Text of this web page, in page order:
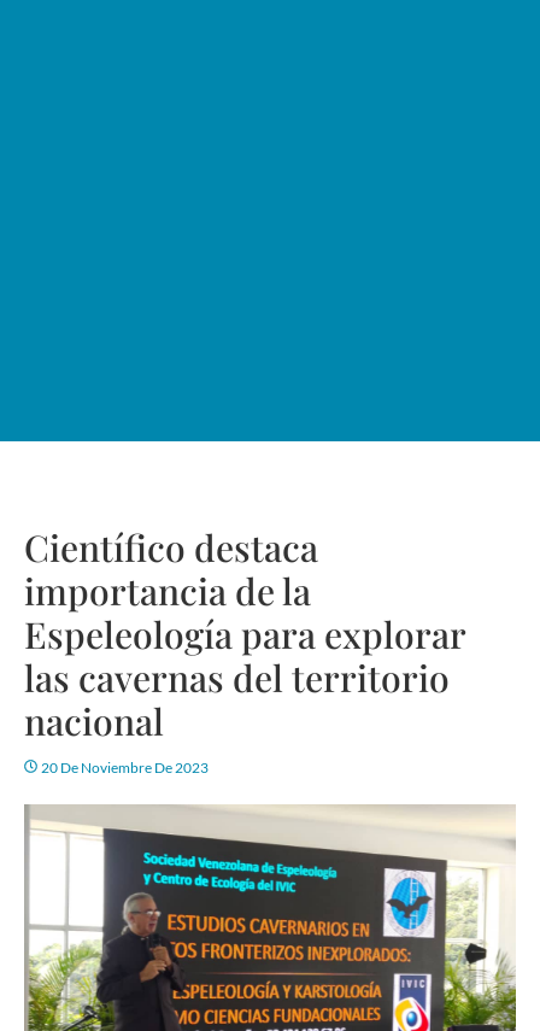
Científico destaca
importancia de la
Espeleología para explorar
las cavernas del territorio
nacional
20 De Noviembre De 2023